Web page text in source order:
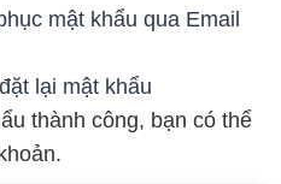
mật khẩu qua Email
lại mật khẩu
thành công, bạn có thể